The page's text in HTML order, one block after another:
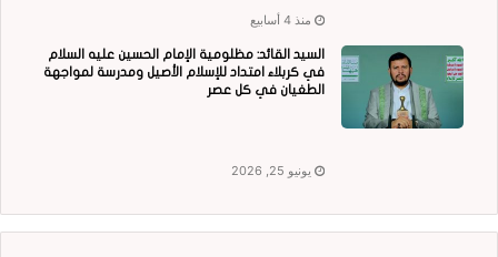
منذ 4 أسابيع
السيد القائد: مظلومية الإمام الحسين عليه السلام
في كربلاء امتداد للإسلام الأصيل ومدرسة لمواجهة
الطغيان في كل عصر
يونيو 25, 2026